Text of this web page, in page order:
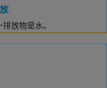
放物是水。